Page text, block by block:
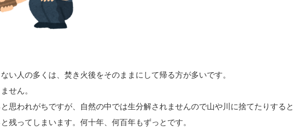
い人の多くは、焚き火後をそのままにして帰る方が多いです。
せん。
思われがちですが、自然の中では生分解されませんので山や川に捨てたりすると
残ってしまいます。何十年、何百年もずっとです。